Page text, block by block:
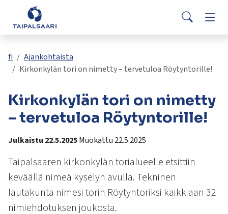
Siirry pääsisältöön
Palaute
Yhteystiedot
Valitse
oleva
tulos
ja
alasnuolilla.
Siirry
hakutulokseen
painamalla
enteriä.
Kosketuslaitteiden
käyttäjät
voivat
Asuminen ja rakentaminen
Opetus ja kasvatus
Kulttuuri ja vapaa-aika
Työ ja yrittäminen
fi
Ajankohtaista
Kirkonkylän tori on nimetty – tervetuloa Röytyntorille!
Kirkonkylän tori on nimetty
– tervetuloa Röytyntorille!
Julkaistu 22.5.2025Muokattu 22.5.2025
Taipalsaaren kirkonkylän torialueelle etsittiin
keväällä nimeä kyselyn avulla. Tekninen
lautakunta nimesi torin Röytyntoriksi kaikkiaan 32
nimiehdotuksen joukosta.